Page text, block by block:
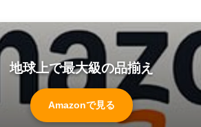
地球上で最大級の品揃え
Amazonで見る